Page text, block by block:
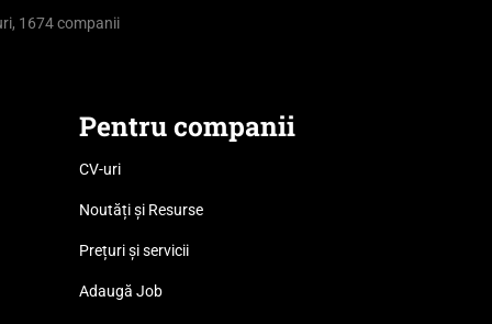
1674 companii
Pentru companii
CV-uri
Noutăți și Resurse
Prețuri și servicii
Adaugă Job